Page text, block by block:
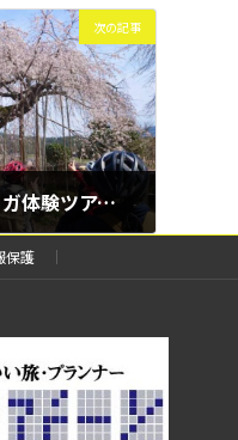
次の記事
桜めぐりサイクリング＆プチヨガ体験ツアー！
保護